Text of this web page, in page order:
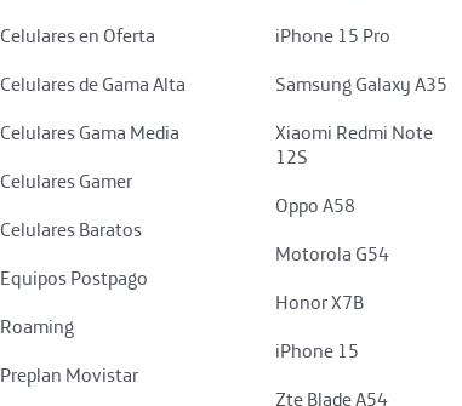
Celulares en Oferta
Celulares de Gama Alta
Celulares Gama Media
Celulares Gamer
Celulares Baratos
Equipos Postpago
Roaming
Preplan Movistar
iPhone 15 Pro
Samsung Galaxy A35
Xiaomi Redmi Note
12S
Oppo A58
Motorola G54
Honor X7B
iPhone 15
Zte Blade A54